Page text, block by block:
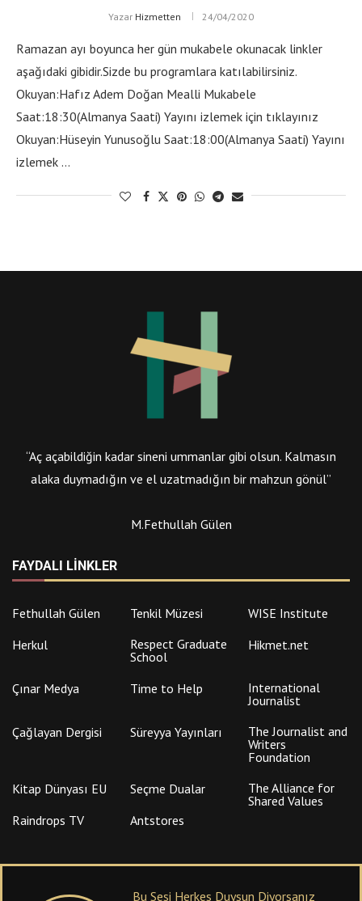
Yazar Hizmetten 24/04/2020
Ramazan ayı boyunca her gün mukabele okunacak linkler
aşağıdaki gibidir.Sizde bu programlara katılabilirsiniz.
Okuyan:Hafız Adem Doğan Mealli Mukabele
Saat:18:30(Almanya Saati) Yayını izlemek için tıklayınız
Okuyan:Hüseyin Yunusoğlu Saat:18:00(Almanya Saati) Yayını
izlemek …
“Aç açabildiğin kadar sineni ummanlar gibi olsun. Kalmasın
alaka duymadığın ve el uzatmadığın bir mahzun gönül”
M.Fethullah Gülen
FAYDALI LINKLER
Fethullah Gülen Tenkil Müzesi
WISE Institute
Herkul
Respect Graduate
School
Hikmet.net
Çınar Medya Time to Help
International
Journalist
Çağlayan Dergisi
Süreyya Yayınları
The Journalist and
Writers
Foundation
Kitap Dünyası EU
Seçme Dualar
The Alliance for
Shared Values
Raindrops TV
Antstores
Bu Sesi Herkes Duysun Diyorsanız